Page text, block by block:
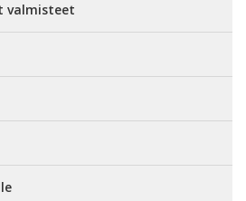
valmisteet